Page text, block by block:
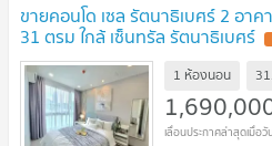
ขายคอนโด เซล รัตนาธิเบศร์ 2 อา
31 ตรม ใกล้ เซ็นทรัล รัตนาธิเบศร์
1 ห้องนอน